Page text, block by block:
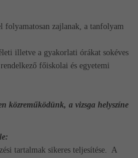
folyamatosan zajlanak, a tanfolyam
illetve a gyakorlati órákat sokéves
főiskolai és egyetemi
közreműködünk, a vizsga helyszíne
tartalmak sikeres teljesítése. A